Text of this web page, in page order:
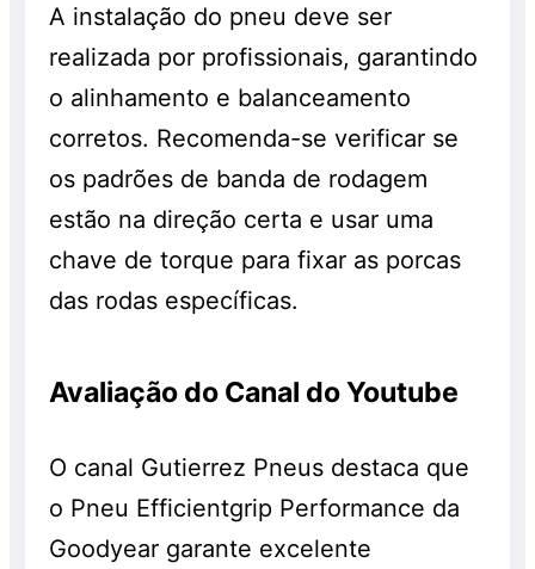
A instalação do pneu deve ser
realizada por profissionais, garantindo
o alinhamento e balanceamento
corretos. Recomenda-se verificar se
os padrões de banda de rodagem
estão na direção certa e usar uma
chave de torque para fixar as porcas
das rodas específicas.
Avaliação do Canal do Youtube
O canal Gutierrez Pneus destaca que
o Pneu Efficientgrip Performance da
Goodyear garante excelente